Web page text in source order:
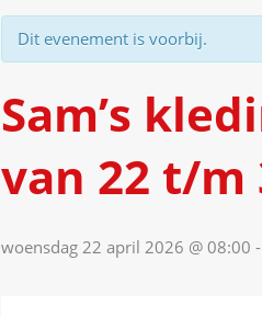
Dit evenement is voorbij.
Sam’s
van 22 t/m
woensdag 22 april 2026 @ 08:00 -